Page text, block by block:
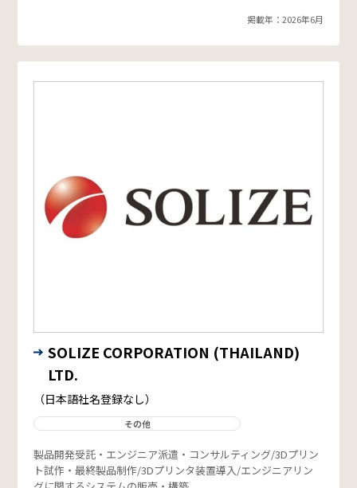
掲載年：2026年6月
SOLIZE CORPORATION (THAILAND)
LTD.
（日本語社名登録なし）
その他
製品開発受託・エンジニア派遣・コンサルティング/3Dプリン
ト試作・最終製品制作/3Dプリンタ装置導入/エンジニアリン